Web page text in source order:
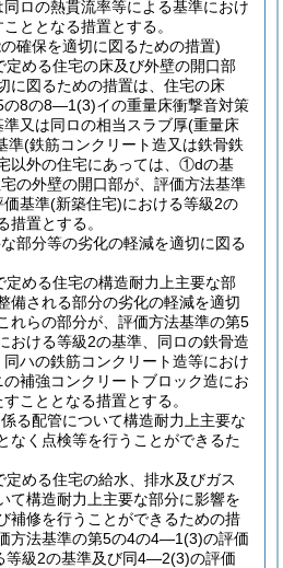
ロの熱貫流率等による基準におけ
ととなる措置とする。
確保を適切に図るための措置)
定める住宅の床及び外壁の開口部
に図るための措置は、住宅の床
の8の8―1(3)イの重量床衝撃音対策
又は同ロの相当スラブ厚(重量床
準(鉄筋コンクリート造又は鉄骨鉄
以外の住宅にあっては、①dの基
の外壁の開口部が、評価方法基準
価基準(新築住宅)における等級2の
措置とする。
部分等の劣化の軽減を適切に図る
定める住宅の構造耐力上主要な部
備される部分の劣化の軽減を適切
れらの部分が、評価方法基準の第5
おける等級2の基準、同ロの鉄骨造
ハの鉄筋コンクリート造等におけ
補強コンクリートブロック造にお
こととなる措置とする。
る配管について構造耐力上主要な
なく点検等を行うことができるた
める住宅の給水、排水及びガス
て構造耐力上主要な部分に影響を
補修を行うことができるための措
方法基準の第5の4の4―1(3)の評価
等級2の基準及び同4―2(3)の評価